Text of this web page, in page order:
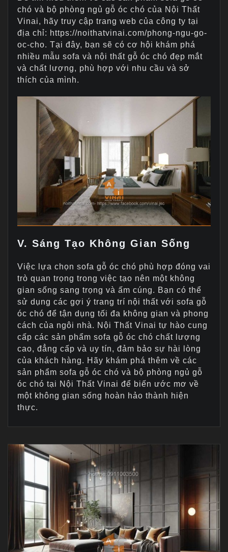
chó và bộ phòng ngủ gỗ óc chó của Nội Thất
Vinai, hãy truy cập trang web của công ty tại
địa chỉ: https://noithatvinai.com/phong-ngu-go-
oc-cho. Tại đây, bạn sẽ có cơ hội khám phá
nhiều mẫu sofa và nội thất gỗ óc chó đẹp mắt
và chất lượng, phù hợp với nhu cầu và sở
thích của mình.
V. Sáng Tạo Không Gian Sống
Việc lựa chọn sofa gỗ óc chó phù hợp đóng vai
trò quan trọng trong việc tạo nên một không
gian sống sang trọng và ấm cúng. Bạn có thể
sử dụng các gợi ý trang trí nội thất với sofa gỗ
óc chó để tận dụng tối đa không gian và phong
cách của ngôi nhà. Nội Thất Vinai tự hào cung
cấp các sản phẩm sofa gỗ óc chó chất lượng
cao, đẳng cấp và uy tín, đảm bảo sự hài lòng
của khách hàng. Hãy khám phá thêm về các
sản phẩm sofa gỗ óc chó và bộ phòng ngủ gỗ
óc chó tại Nội Thất Vinai để biến ước mơ về
một không gian sống hoàn hảo thành hiện
thực.